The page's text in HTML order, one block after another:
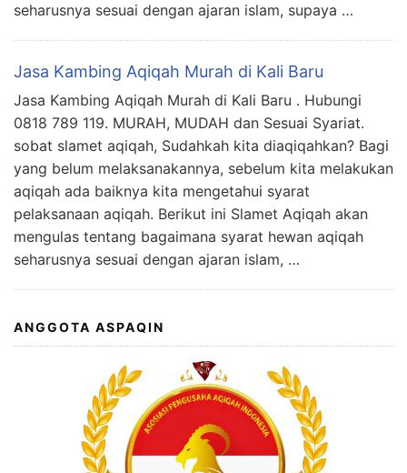
seharusnya sesuai dengan ajaran islam, supaya …
Jasa Kambing Aqiqah Murah di Kali Baru
Jasa Kambing Aqiqah Murah di Kali Baru . Hubungi
0818 789 119. MURAH, MUDAH dan Sesuai Syariat.
sobat slamet aqiqah, Sudahkah kita diaqiqahkan? Bagi
yang belum melaksanakannya, sebelum kita melakukan
aqiqah ada baiknya kita mengetahui syarat
pelaksanaan aqiqah. Berikut ini Slamet Aqiqah akan
mengulas tentang bagaimana syarat hewan aqiqah
seharusnya sesuai dengan ajaran islam, …
ANGGOTA ASPAQIN